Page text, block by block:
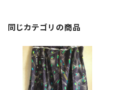
同じカテゴリの商品